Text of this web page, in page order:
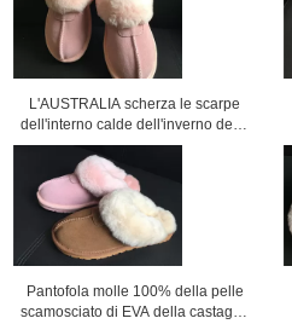
L'AUSTRALIA scherza le scarpe
dell'interno calde dell'inverno della
castagna delle pantofole della
pelle di pecora
Pantofola molle 100% della pelle
scamosciato di EVA della castagna